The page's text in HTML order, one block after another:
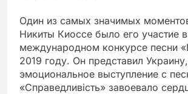
Один из самых значимых
Никиты Киоссе было его участие
международном конкурсе песни
2019 году. Он представил
эмоциональное выступление с
«Справедливість» завоевало